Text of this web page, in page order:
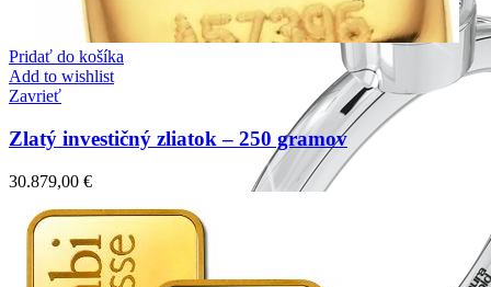
Pridať do košíka
Add to wishlist
Zavrieť
Zlatý investičný zliatok – 250 gramov
30.879,00 €